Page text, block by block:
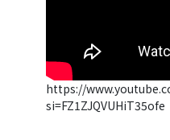
https://
si=FZ1ZJQVUHiT35ofe